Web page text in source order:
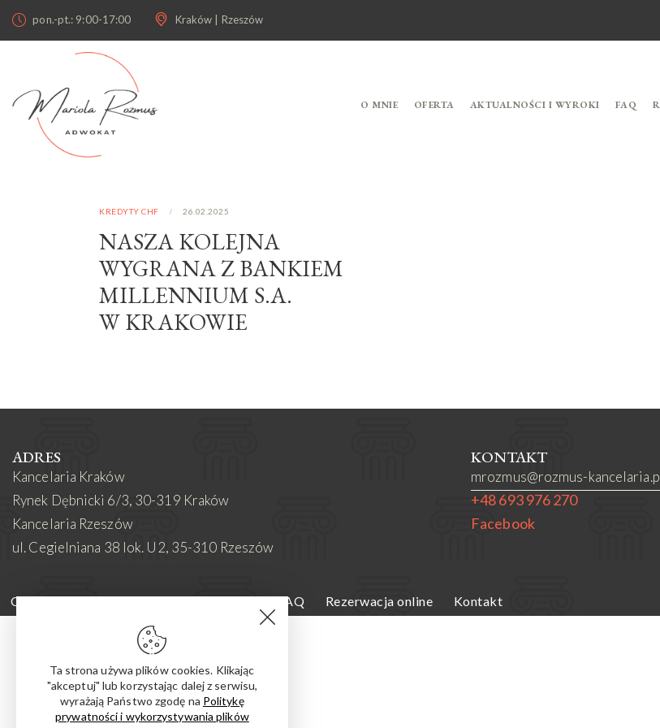
pon.-pt.: 9:00-17:00 Kraków | Rzeszów
O MNIE OFERTA AKTUALNOŚCI I WYROKI FAQ
KREDYTY CHF 26.02.2025
NASZA KOLEJNA
WYGRANA Z BANKIEM
MILLENNIUM S.A.
W KRAKOWIE
ADRES
Kancelaria Kraków
Rynek Dębnicki 6/3, 30-319 Kraków
Kancelaria Rzeszów
ul. Cegielniana 38 lok. U2, 35-310 Rzeszów
KONTAKT
mrozmus@rozmus-
+48 693 976 270
Facebook
O mnie Oferta Aktualności i wyroki FAQ Rezerwacja online Kontakt
Ta strona używa plików cookies. Klikając
"akceptuj" lub korzystając dalej z serwisu,
wyrażają Państwo zgodę na Politykę
prywatności i wykorzystywania plików